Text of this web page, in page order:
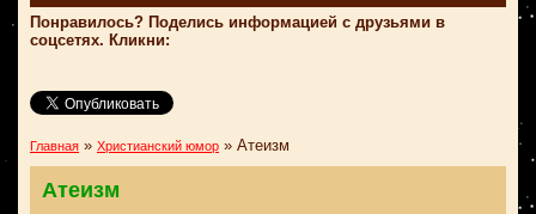
Понравилось? Поделись информацией с друзьями в
соцсетях. Кликни:
Главная » Христианский юмор » Атеизм
Атеизм